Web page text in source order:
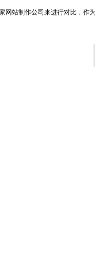
网站制作公司来进行对比，作